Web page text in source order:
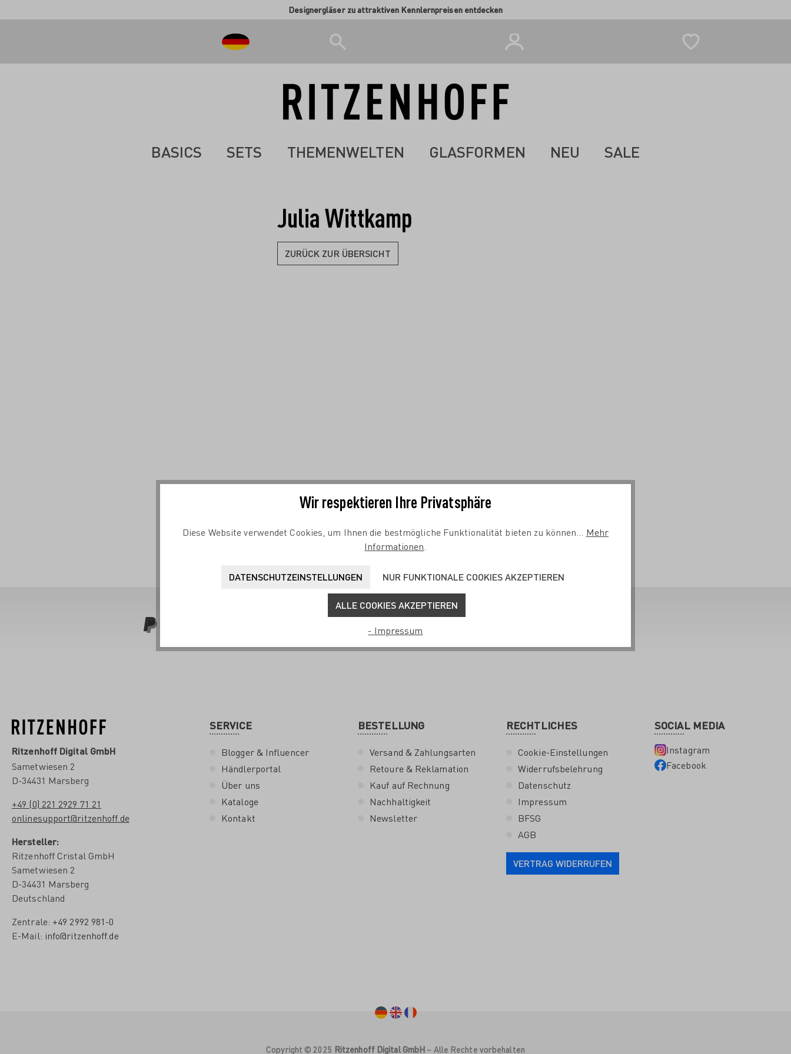
Designergläser zu attraktiven Kennlernpreisen entdecken
BASICS SETS THEMENWELTEN GLASFORMEN NEU SALE
Julia Wittkamp
ZURÜCK ZUR ÜBERSICHT
Ritzenhoff Digital GmbH
Sametwiesen 2
D-34431 Marsberg
+49 (0) 221 2929 71 21
onlinesupport@ritzenhoff.de
Hersteller:
Ritzenhoff Cristal GmbH
Sametwiesen 2
D-34431 Marsberg
Deutschland
Zentrale: +49 2992 981-0
E-Mail: info@ritzenhoff.de
SERVICE
Blogger & Influencer
Händlerportal
Über uns
Kataloge
Kontakt
BESTELLUNG
Versand & Zahlungsarten
Retoure & Reklamation
Kauf auf Rechnung
Nachhaltigkeit
Newsletter
RECHTLICHES
Cookie-Einstellungen
Widerrufsbelehrung
Datenschutz
Impressum
BFSG
AGB
VERTRAG WIDERRUFEN
SOCIAL MEDIA
Instagram
Facebook
Copyright © 2025 Ritzenhoff Digital GmbH – Alle Rechte vorbehalten
Wir respektieren Ihre Privatsphäre
Diese Website verwendet Cookies, um Ihnen die bestmögliche Funktionalität bieten zu können... Mehr
Informationen.
DATENSCHUTZEINSTELLUNGEN NUR FUNKTIONALE COOKIES AKZEPTIEREN
ALLE COOKIES AKZEPTIEREN
- Impressum